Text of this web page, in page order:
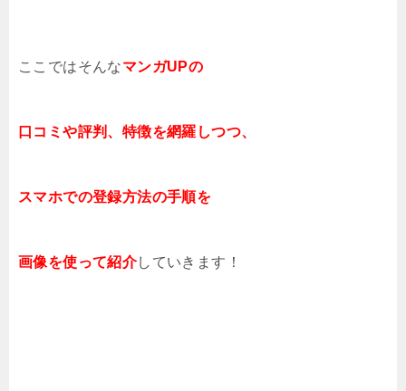
ここではそんなマンガUPの
口コミや評判、 特徴を網羅しつつ、
スマホでの登録方法の手順を
画像を使って紹介していきます！